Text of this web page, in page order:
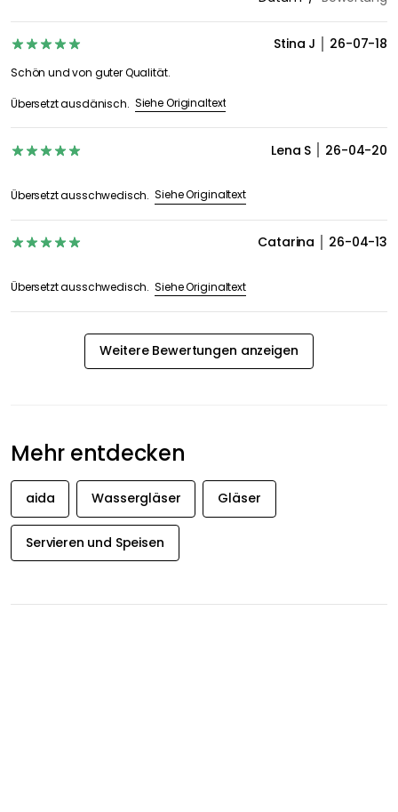
Stina J 26-07-18
Schön und von guter Qualität.
Übersetzt ausdänisch. Siehe Originaltext
Lena S 26-04-20
Übersetzt ausschwedisch. Siehe Originaltext
Catarina 26-04-13
Übersetzt ausschwedisch. Siehe Originaltext
Weitere Bewertungen anzeigen
Mehr entdecken
aida Wassergläser Gläser
Servieren und Speisen